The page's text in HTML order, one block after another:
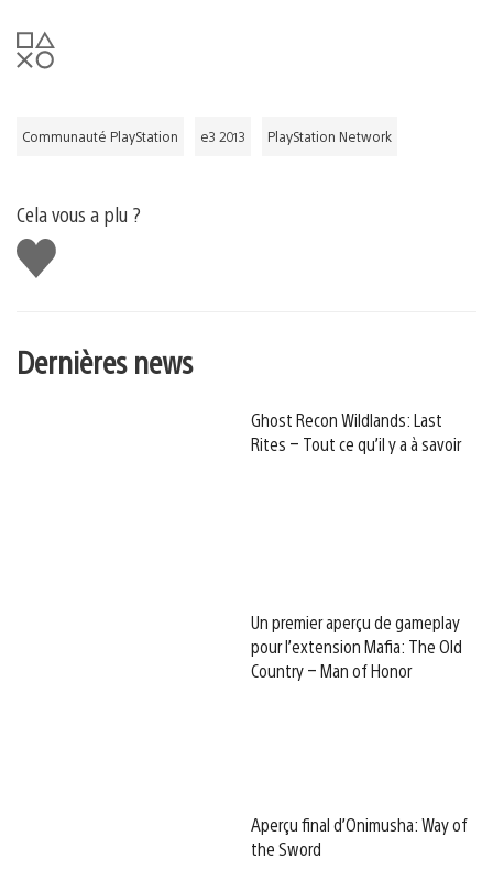
Communauté PlayStation e3 2013 PlayStation Network
Cela vous a plu ?
J'aime
Dernières news
Ghost Recon Wildlands: Last
Rites – Tout ce qu’il y a à savoir
Un premier aperçu de gameplay
pour l’extension Mafia: The Old
Country – Man of Honor
Aperçu final d’Onimusha: Way of
the Sword